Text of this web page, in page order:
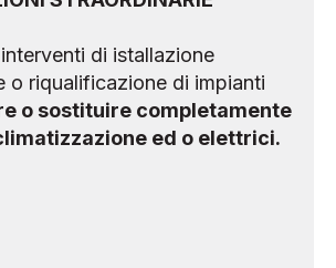
di istallazione
o riqualificazione di impianti
o sostituire completamente
ed o elettrici.